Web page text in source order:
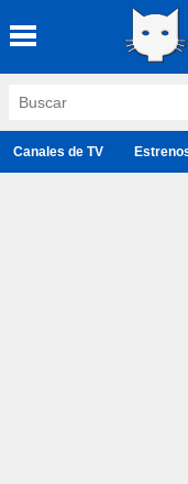
Canales de TV